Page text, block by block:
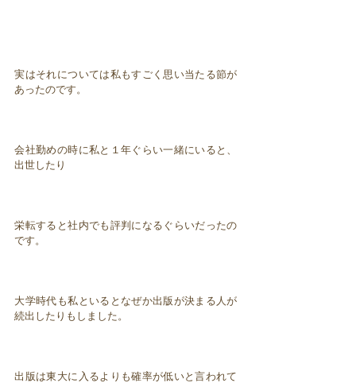
実はそれについては私もすごく思い当たる節が
あったのです。
会社勤めの時に私と１年ぐらい一緒にいると、
出世したり
栄転すると社内でも評判になるぐらいだったの
です。
大学時代も私といるとなぜか出版が決まる人が
続出したりもしました。
出版は東大に入るよりも確率が低いと言われて